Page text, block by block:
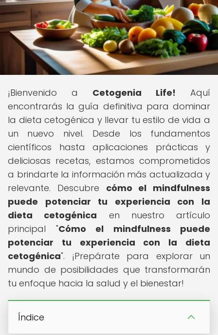
¡Bienvenido a Cetogenia Life! Aquí
encontrarás la guía definitiva para dominar
la dieta cetogénica y llevar tu estilo de vida a
un nuevo nivel. Desde los fundamentos
científicos hasta aplicaciones prácticas y
deliciosas recetas, estamos comprometidos
a brindarte la información más actualizada y
relevante. Descubre cómo el mindfulness
puede potenciar tu experiencia con la
dieta cetogénica en nuestro artículo
principal "Cómo el mindfulness puede
potenciar tu experiencia con la dieta
cetogénica". ¡Prepárate para explorar un
mundo de posibilidades que transformarán
tu enfoque hacia la salud y el bienestar!
Índice